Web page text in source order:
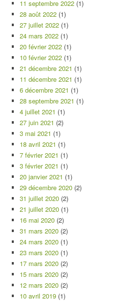
11 septembre 2022 (1)
28 août 2022 (1)
27 juillet 2022 (1)
24 mars 2022 (1)
20 février 2022 (1)
10 février 2022 (1)
21 décembre 2021 (1)
11 décembre 2021 (1)
6 décembre 2021 (1)
28 septembre 2021 (1)
4 juillet 2021 (1)
27 juin 2021 (2)
3 mai 2021 (1)
18 avril 2021 (1)
7 février 2021 (1)
3 février 2021 (1)
20 janvier 2021 (1)
29 décembre 2020 (2)
31 juillet 2020 (2)
21 juillet 2020 (1)
16 mai 2020 (2)
31 mars 2020 (2)
24 mars 2020 (1)
23 mars 2020 (1)
17 mars 2020 (2)
15 mars 2020 (2)
12 mars 2020 (2)
10 avril 2019 (1)